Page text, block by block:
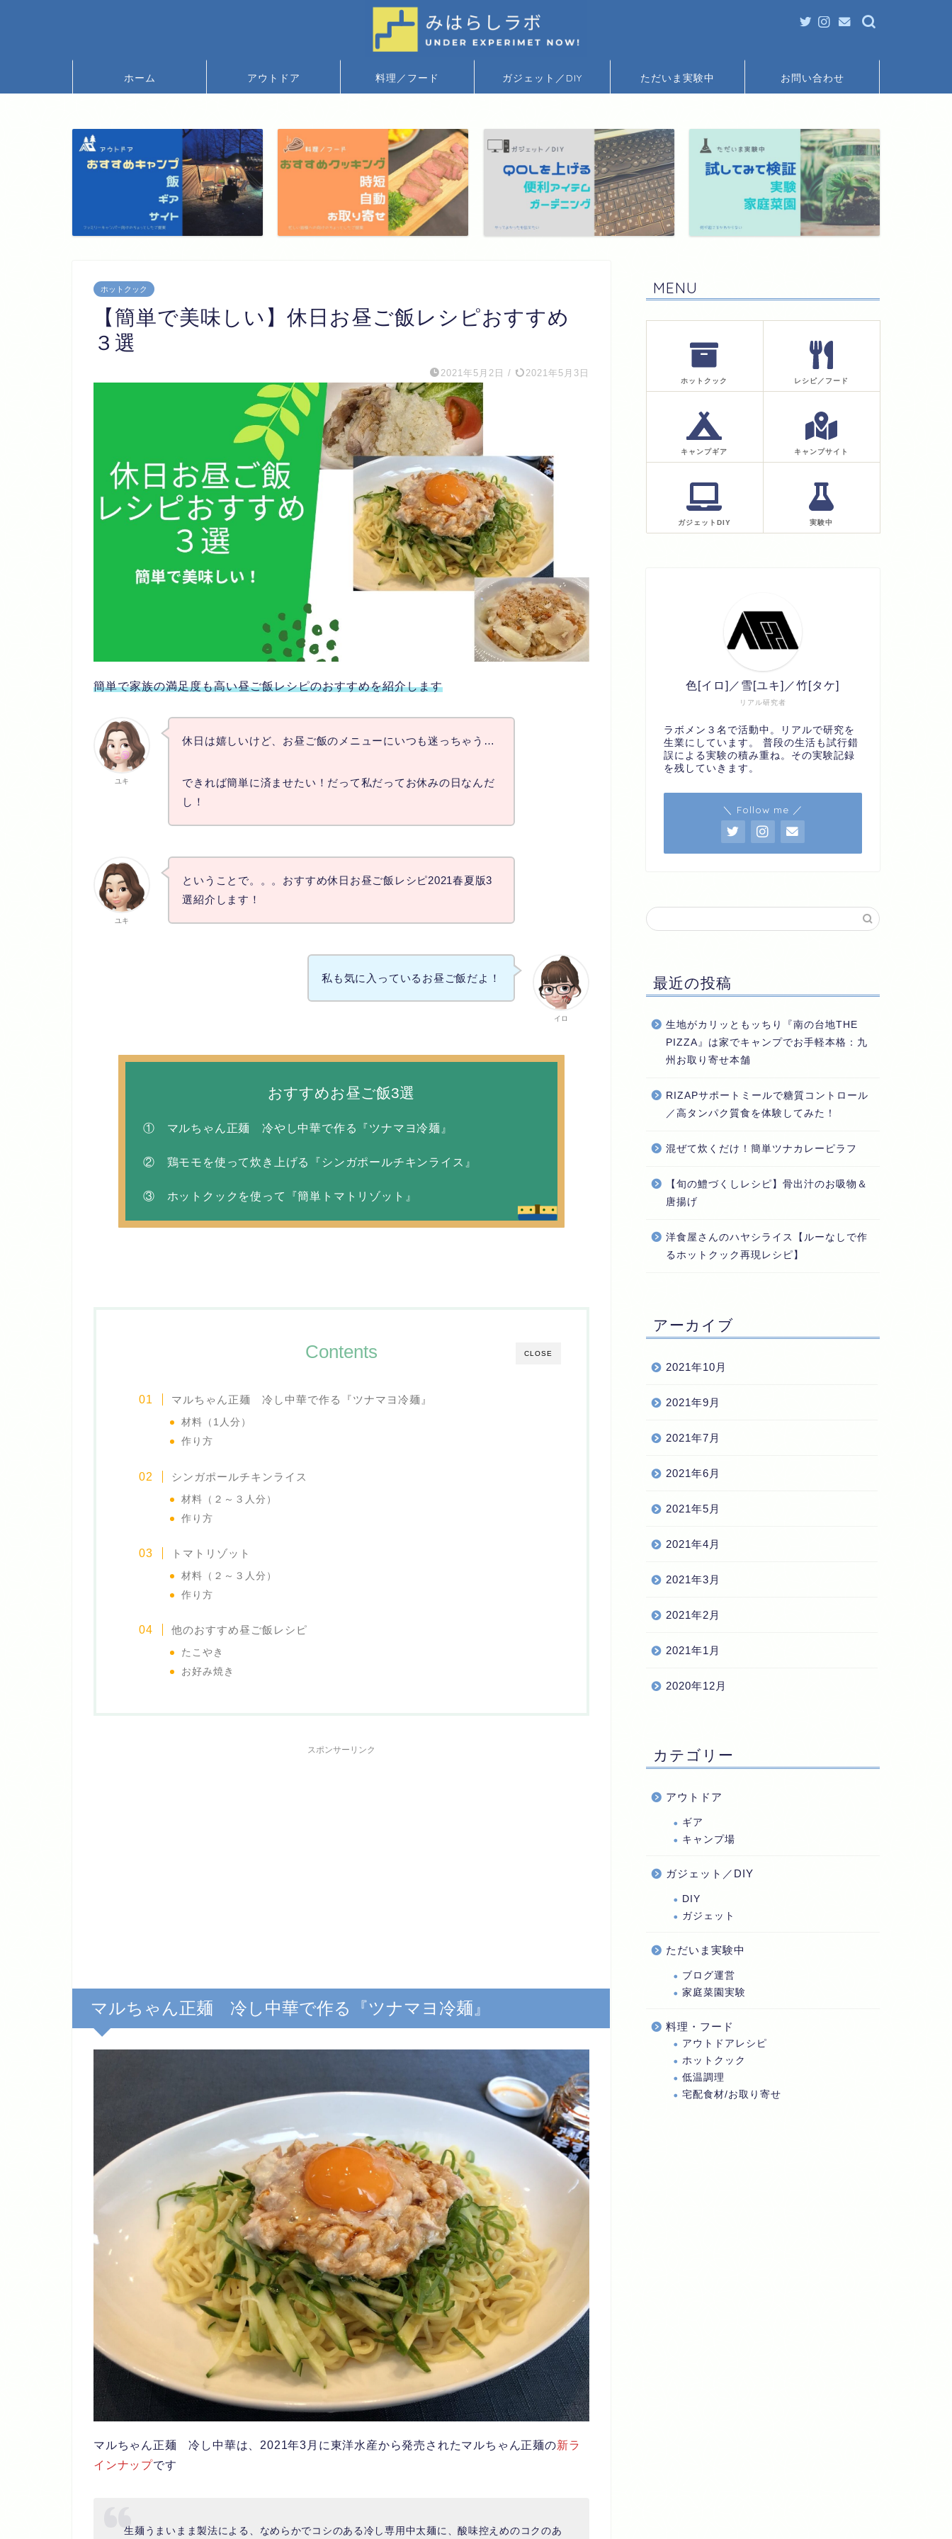
ホーム アウトドア 料理／フード ガジェット／DIY ただいま実験中 お問い合わせ
ホットクック
【簡単で美味しい】休日お昼ご飯レシピおすすめ
３選
2021年5月2日 / 2021年5月3日
簡単で家族の満足度も高い昼ご飯レシピのおすすめを紹介します
ユキ
休日は嬉しいけど、お昼ご飯のメニューにいつも迷っちゃう…
できれば簡単に済ませたい！だって私だってお休みの日なんだ
し！
ユキ
ということで。。。おすすめ休日お昼ご飯レシピ2021春夏版3
選紹介します！
イロ
私も気に入っているお昼ご飯だよ！
おすすめお昼ご飯3選
① マルちゃん正麺 冷やし中華で作る『ツナマヨ冷麺』
② 鶏モモを使って炊き上げる『シンガポールチキンライス』
③ ホットクックを使って『簡単トマトリゾット』
CLOSE
Contents
マルちゃん正麺 冷し中華で作る『ツナマヨ冷麺』
材料（1人分）
作り方
シンガポールチキンライス
材料（２～３人分）
作り方
トマトリゾット
材料（２～３人分）
作り方
他のおすすめ昼ご飯レシピ
たこやき
お好み焼き
スポンサーリンク
マルちゃん正麺 冷し中華で作る『ツナマヨ冷麺』
マルちゃん正麺 冷し中華は、2021年3月に東洋水産から発売されたマルちゃん正麺の新ラ
インナップです
生麺うまいまま製法による、なめらかでコシのある冷し専用中太麺に、酸味控えめのコクのあ
MENU
ホットクック レシピ／フード
キャンプギア キャンプサイト
ガジェットDIY 実験中
リアル研究者
色[イロ]／雪[ユキ]／竹[タケ]
ラボメン３名で活動中。リアルで研究を
生業にしています。 普段の生活も試行錯
誤による実験の積み重ね。その実験記録
を残していきます。
＼ Follow me ／
最近の投稿
生地がカリッともッちり『南の台地THE
PIZZA』は家でキャンプでお手軽本格：九
州お取り寄せ本舗
RIZAPサポートミールで糖質コントロール
／高タンパク質食を体験してみた！
混ぜて炊くだけ！簡単ツナカレーピラフ
【旬の鱧づくしレシピ】骨出汁のお吸物＆
唐揚げ
洋食屋さんのハヤシライス【ルーなしで作
るホットクック再現レシピ】
アーカイブ
2021年10月
2021年9月
2021年7月
2021年6月
2021年5月
2021年4月
2021年3月
2021年2月
2021年1月
2020年12月
カテゴリー
アウトドア
ギア
キャンプ場
ガジェット／DIY
DIY
ガジェット
ただいま実験中
ブログ運営
家庭菜園実験
料理・フード
アウトドアレシピ
ホットクック
低温調理
宅配食材/お取り寄せ